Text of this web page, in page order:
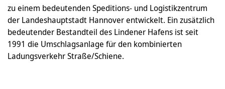
zu einem bedeutenden Speditions- und Logistikzentrum
der Landeshauptstadt Hannover entwickelt. Ein zusätzlich
bedeutender Bestandteil des Lindener Hafens ist seit
1991 die Umschlagsanlage für den kombinierten
Ladungsverkehr Straße/Schiene.